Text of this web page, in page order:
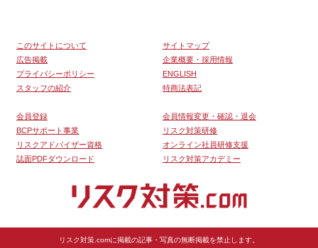
このサイトについて
サイトマップ
広告掲載
企業概要・採用情報
プライバシーポリシー
ENGLISH
スタッフの紹介
特商法表記
会員登録
会員情報変更・確認・退会
BCPサポート事業
リスク対策研修
リスクアドバイザー資格
オンライン社員研修支援
誌面PDFダウンロード
リスク対策アカデミー
リスク対策.comに掲載の記事・写真の無断掲載を禁止します。